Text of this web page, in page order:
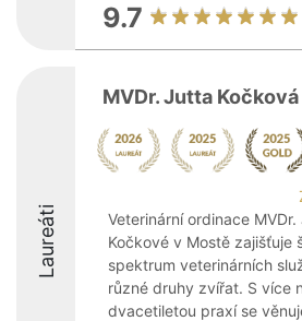
9.7
Laureáti
MVDr. Jutta Kočková
Veterinární ordinace
Kočkové v Mostě zajišťuje
spektrum veterinárních
různé druhy zvířat. S více
dvacetiletou praxí se